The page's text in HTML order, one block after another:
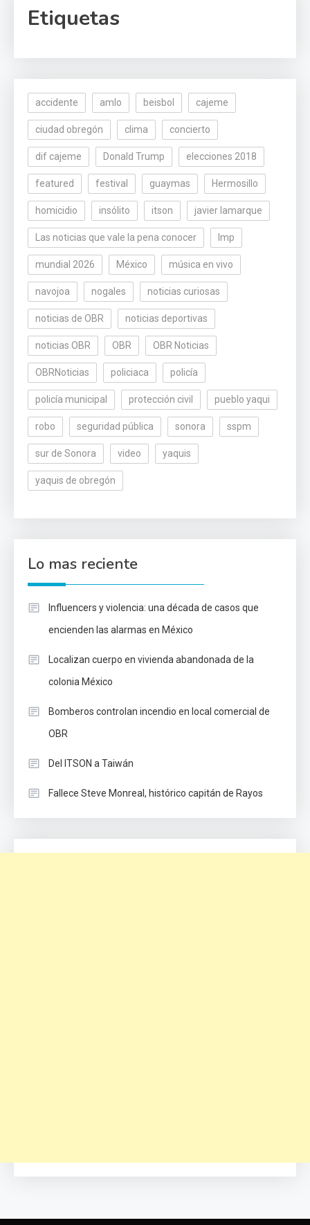
Etiquetas
accidente amlo beisbol cajeme
ciudad obregón clima concierto
dif cajeme Donald Trump elecciones 2018
featured festival guaymas Hermosillo
homicidio insólito itson javier lamarque
Las noticias que vale la pena conocer lmp
mundial 2026 México música en vivo
navojoa nogales noticias curiosas
noticias de OBR noticias deportivas
noticias OBR OBR OBR Noticias
OBRNoticias policiaca policía
policía municipal protección civil pueblo yaqui
robo seguridad pública sonora sspm
sur de Sonora video yaquis
yaquis de obregón
Lo mas reciente
Influencers y violencia: una década de casos que
encienden las alarmas en México
Localizan cuerpo en vivienda abandonada de la
colonia México
Bomberos controlan incendio en local comercial de
OBR
Del ITSON a Taiwán
Fallece Steve Monreal, histórico capitán de Rayos